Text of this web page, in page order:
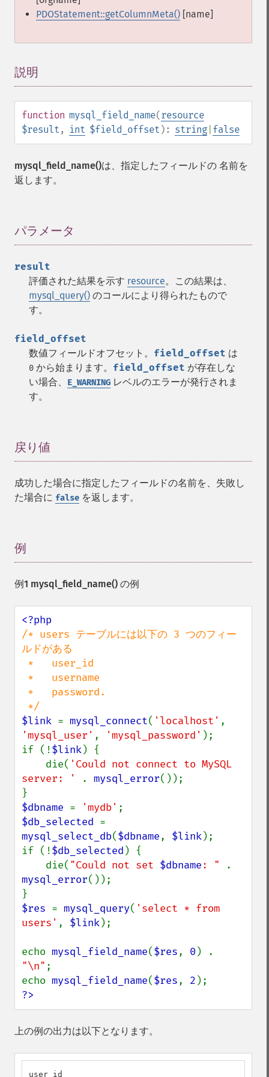
PDOStatement::getColumnMeta() [name]
説明
function mysql_field_name(resource
$result , int $field_offset ): string false
mysql_field_name()は、指定したフィールドの 名前を
返します。
パラメータ
result
評価された結果を示す resource。この結果は、
mysql_query() のコールにより得られたもので
す。
field_offset
数値フィールドオフセット。 field_offset は
0 から始まります。 field_offset が存在しな
い場合、
E_WARNING レベルのエラーが発行されま
す。
戻り値
成功した場合に指定したフィールドの名前を、失敗し
た場合に false を返します。
例
例1 mysql_field_name() の例
/* users テーブルには以下の 3 つのフィー
ルドがある
$link = mysql_connect( 'localhost'
'mysql_user' , 'mysql_password' );
if (!$link) {
    die(
'Could not connect to MySQL
server: '
. mysql_error());
$dbname = 'mydb'
$db_selected
mysql_select_db($dbname, $link);
if (!$db_selected ) {
    die(
"Could not set $dbname: "
mysql_error());
$res = mysql_query( 'select * from
users' , $link);
echo mysql_field_name($res, 0
"\n" ;
echo mysql_field_name($res, 2
?>
上の例の出力は以下となります。
user_id